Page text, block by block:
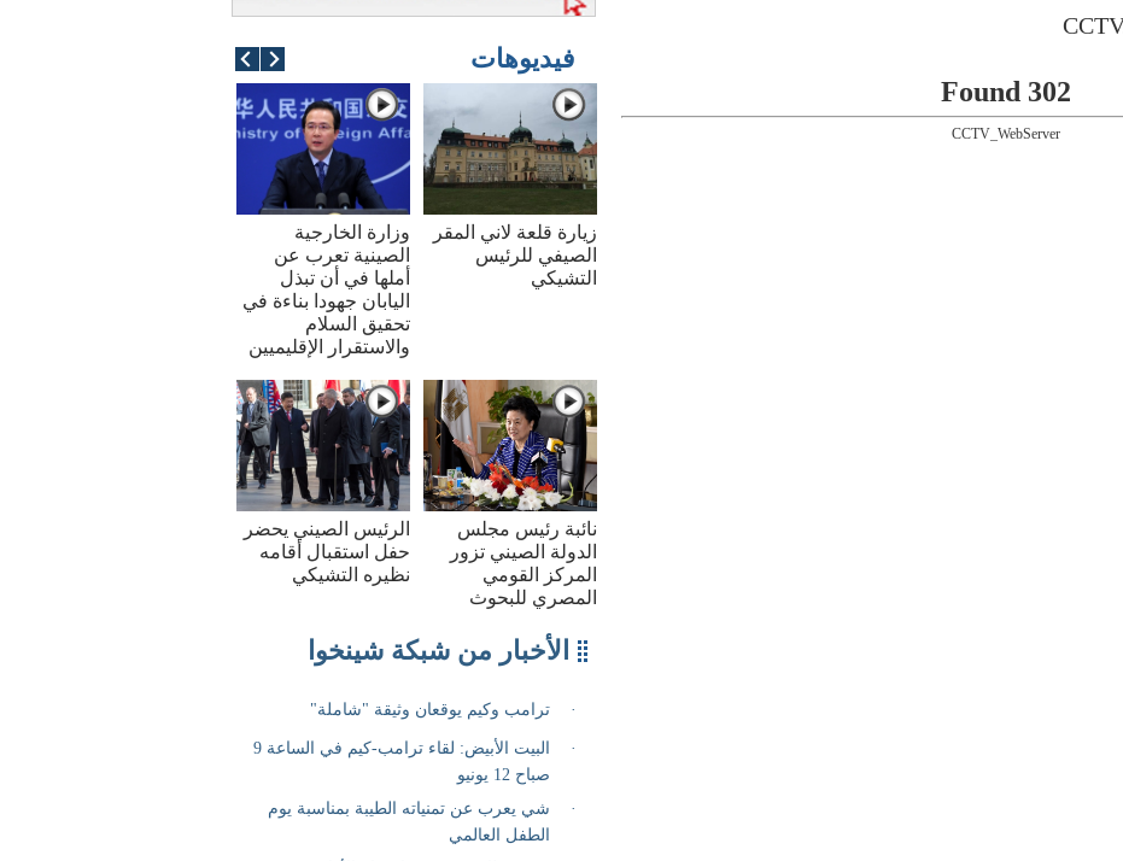
فيديوهات
وزارة الخارجية
الصينية تعرب عن
أملها في أن تبذل
اليابان جهودا بناءة في
تحقيق السلام
والاستقرار الإقليميين
زيارة قلعة لاني المقر
الصيفي للرئيس
التشيكي
الرئيس الصيني يحضر
حفل استقبال أقامه
نظيره التشيكي
نائبة رئيس مجلس
الدولة الصيني تزور
المركز القومي
المصري للبحوث
302 Found
CCTV_WebServer